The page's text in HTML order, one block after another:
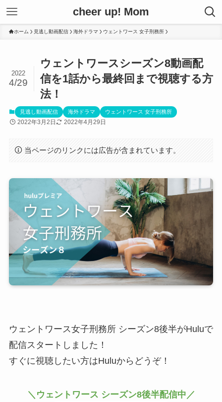
cheer up! Mom
ホーム 見逃し動画配信 海外ドラマ ウェントワース 女子刑務所
ウェントワースシーズン8動画配
信を1話から最終回まで視聴する方
法！
2022
4/29
見逃し動画配信 海外ドラマ ウェントワース 女子刑務所
2022年3月2日 2022年4月29日
当ページのリンクには広告が含まれています。
ウェントワース女子刑務所 シーズン8後半がHuluで
配信スタートしました！
すぐに視聴したい方はHuluからどうぞ！
＼ウェントワース シーズン8後半配信中／